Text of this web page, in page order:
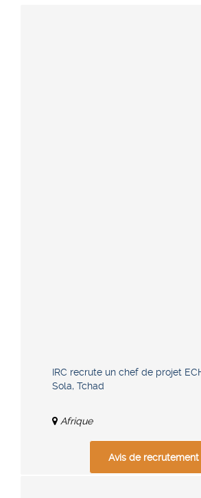
IRC recrute un chef de projet
Sola, Tchad
Afrique
Avis de recrutement